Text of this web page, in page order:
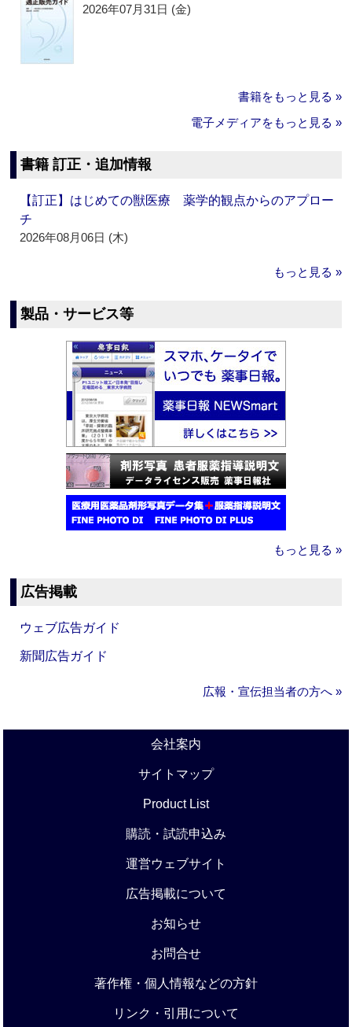
2026年07月31日 (金)
書籍をもっと見る »
電子メディアをもっと見る »
書籍 訂正・追加情報
【訂正】はじめての獣医療 薬学的観点からのアプロー
チ
2026年08月06日 (木)
もっと見る »
製品・サービス等
もっと見る »
広告掲載
ウェブ広告ガイド
新聞広告ガイド
広報・宣伝担当者の方へ »
会社案内
サイトマップ
Product List
購読・試読申込み
運営ウェブサイト
広告掲載について
お知らせ
お問合せ
著作権・個人情報などの方針
リンク・引用について